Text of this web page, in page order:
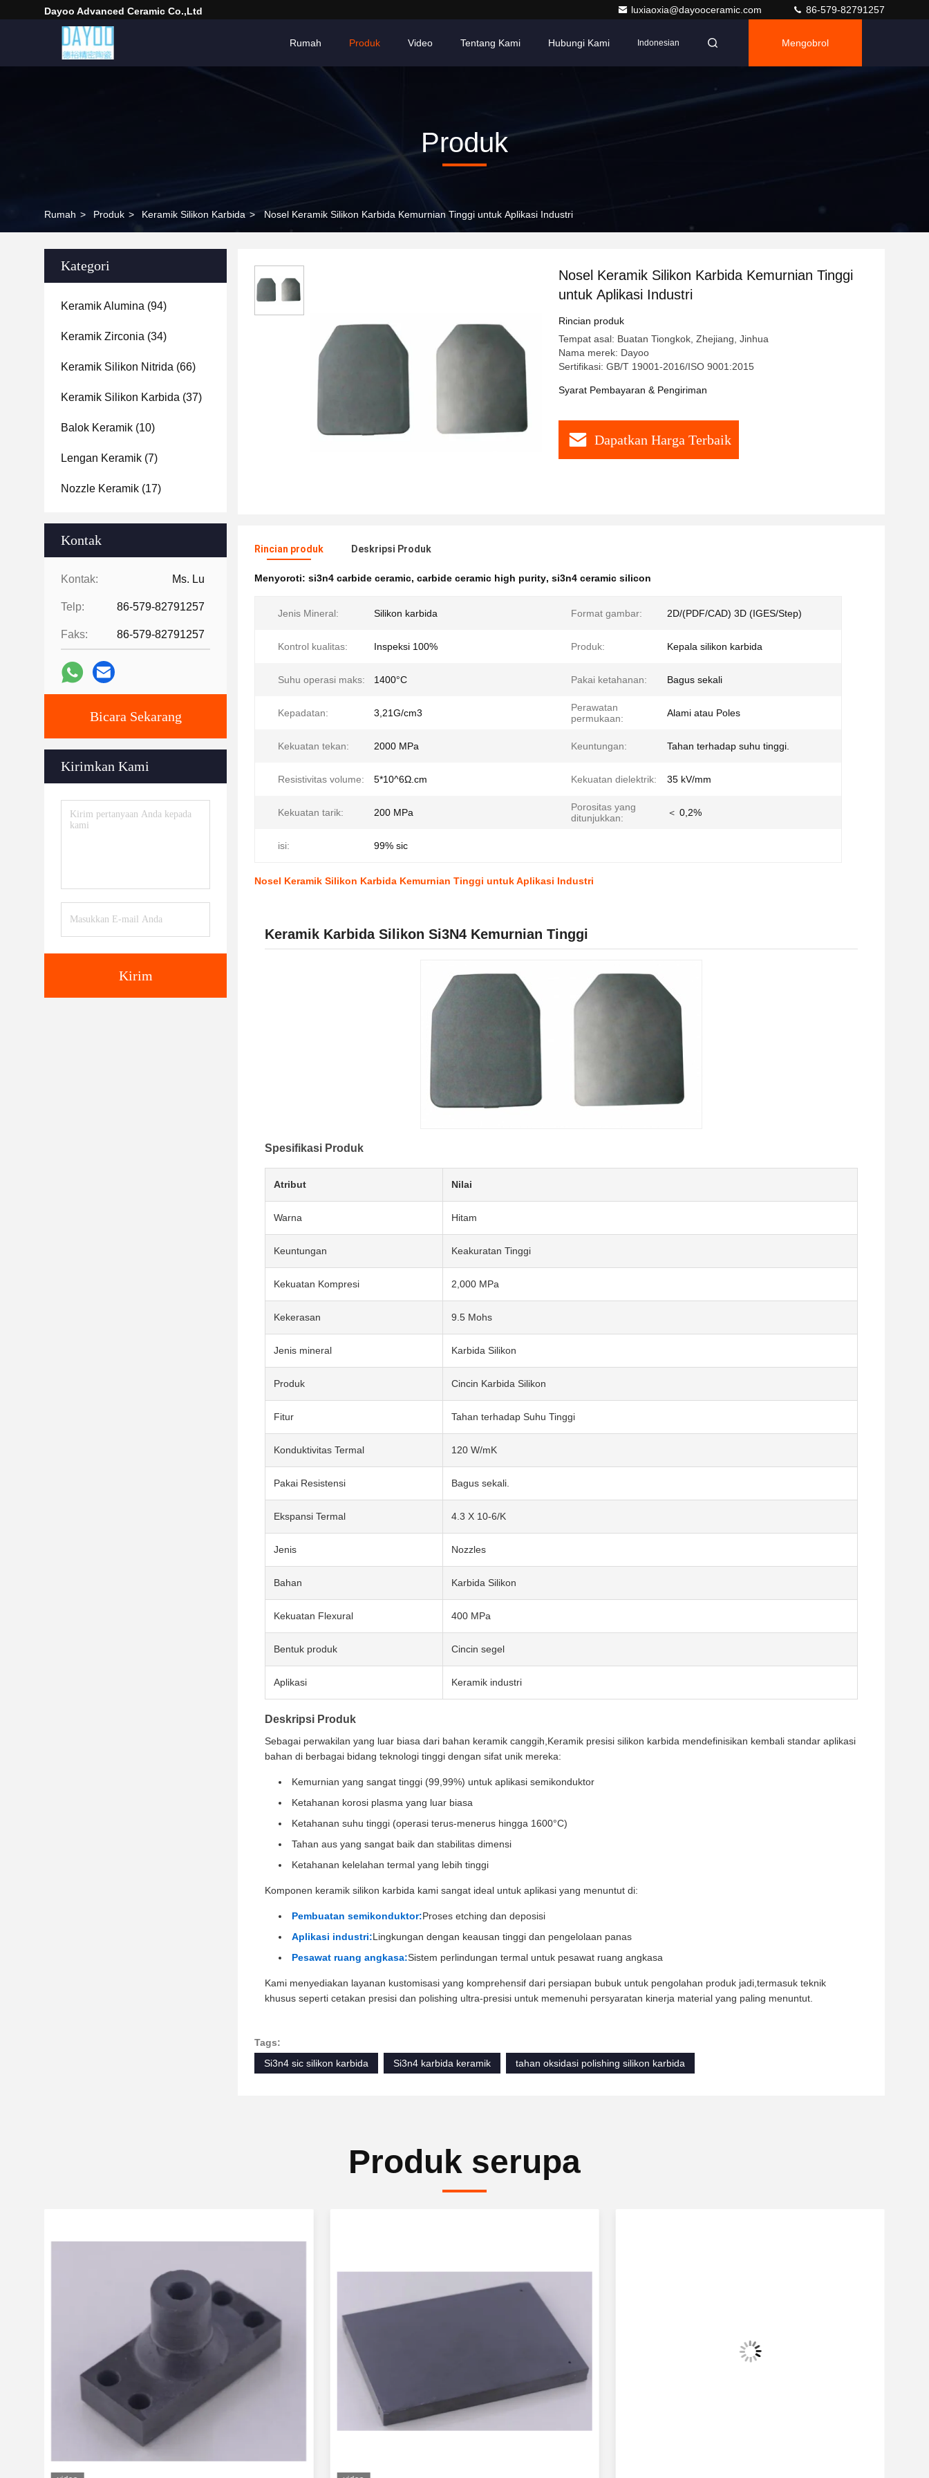
Dayoo Advanced Ceramic Co.,Ltd luxiaoxia@dayooceramic.com 86-579-82791257
Rumah Produk Video Tentang Kami Hubungi Kami Indonesian Mengobrol
Produk
Rumah > Produk > Keramik Silikon Karbida > Nosel Keramik Silikon Karbida Kemurnian Tinggi untuk Aplikasi Industri
Kategori
Keramik Alumina (94)
Keramik Zirconia (34)
Keramik Silikon Nitrida (66)
Keramik Silikon Karbida (37)
Balok Keramik (10)
Lengan Keramik (7)
Nozzle Keramik (17)
Kontak
Kontak: Ms. Lu
Telp: 86-579-82791257
Faks: 86-579-82791257
Bicara Sekarang
Kirimkan Kami
Kirim
Nosel Keramik Silikon Karbida Kemurnian Tinggi
untuk Aplikasi Industri
Rincian produk
Tempat asal: Buatan Tiongkok, Zhejiang, Jinhua
Nama merek: Dayoo
Sertifikasi: GB/T 19001-2016/ISO 9001:2015
Syarat Pembayaran & Pengiriman
Dapatkan Harga Terbaik
Rincian produk Deskripsi Produk
Menyoroti: si3n4 carbide ceramic, carbide ceramic high purity, si3n4 ceramic silicon
Jenis Mineral: Silikon karbida Format gambar: 2D/(PDF/CAD) 3D (IGES/Step)
Kontrol kualitas: Inspeksi 100% Produk: Kepala silikon karbida
Suhu operasi maks: 1400°C Pakai ketahanan: Bagus sekali
Kepadatan: 3,21G/cm3
Perawatan
permukaan:
Alami atau Poles
Kekuatan tekan: 2000 MPa Keuntungan: Tahan terhadap suhu tinggi.
Resistivitas volume: 5*10^6Ω.cm Kekuatan dielektrik: 35 kV/mm
Kekuatan tarik: 200 MPa
Porositas yang
ditunjukkan:
＜ 0,2%
isi: 99% sic
Nosel Keramik Silikon Karbida Kemurnian Tinggi untuk Aplikasi Industri
Keramik Karbida Silikon Si3N4 Kemurnian Tinggi
Spesifikasi Produk
Atribut Nilai
Warna Hitam
Keuntungan Keakuratan Tinggi
Kekuatan Kompresi 2,000 MPa
Kekerasan 9.5 Mohs
Jenis mineral Karbida Silikon
Produk Cincin Karbida Silikon
Fitur Tahan terhadap Suhu Tinggi
Konduktivitas Termal 120 W/mK
Pakai Resistensi Bagus sekali.
Ekspansi Termal 4.3 X 10-6/K
Jenis Nozzles
Bahan Karbida Silikon
Kekuatan Flexural 400 MPa
Bentuk produk Cincin segel
Aplikasi Keramik industri
Deskripsi Produk
Sebagai perwakilan yang luar biasa dari bahan keramik canggih,Keramik presisi silikon karbida mendefinisikan kembali standar aplikasi
bahan di berbagai bidang teknologi tinggi dengan sifat unik mereka:
Kemurnian yang sangat tinggi (99,99%) untuk aplikasi semikonduktor
Ketahanan korosi plasma yang luar biasa
Ketahanan suhu tinggi (operasi terus-menerus hingga 1600°C)
Tahan aus yang sangat baik dan stabilitas dimensi
Ketahanan kelelahan termal yang lebih tinggi
Komponen keramik silikon karbida kami sangat ideal untuk aplikasi yang menuntut di:
Pembuatan semikonduktor:Proses etching dan deposisi
Aplikasi industri:Lingkungan dengan keausan tinggi dan pengelolaan panas
Pesawat ruang angkasa:Sistem perlindungan termal untuk pesawat ruang angkasa
Kami menyediakan layanan kustomisasi yang komprehensif dari persiapan bubuk untuk pengolahan produk jadi,termasuk teknik
khusus seperti cetakan presisi dan polishing ultra-presisi untuk memenuhi persyaratan kinerja material yang paling menuntut.
Tags:
Si3n4 sic silikon karbida
Si3n4 karbida keramik tahan oksidasi polishing silikon karbida
Produk serupa